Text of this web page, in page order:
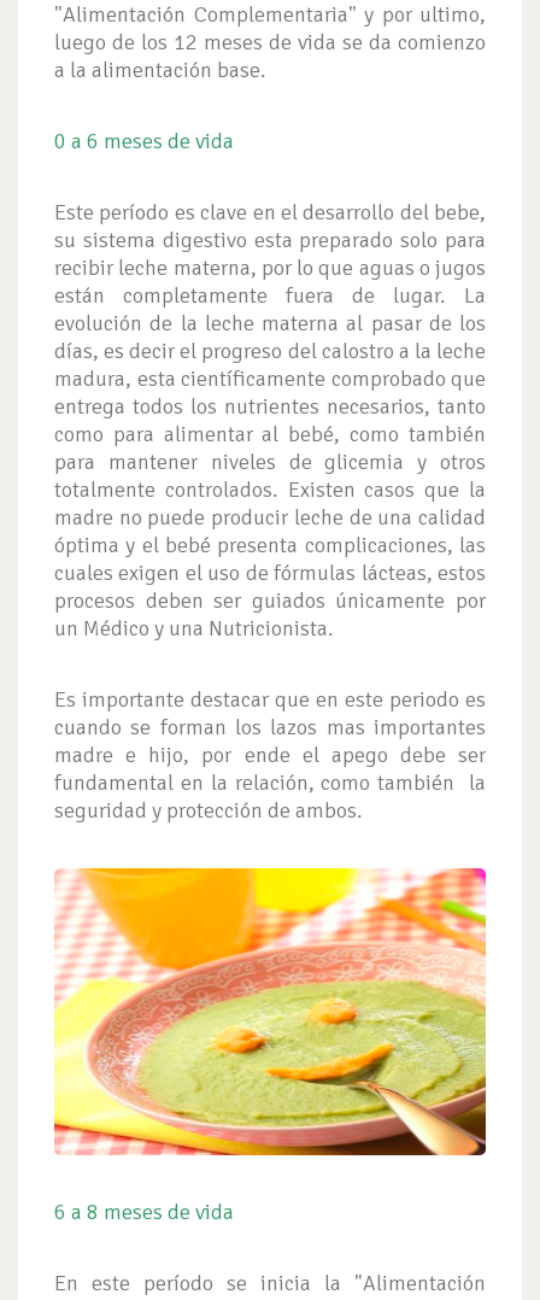
"Alimentación Complementaria" y por ultimo,
luego de los 12 meses de vida se da comienzo
a la alimentación base.
0 a 6 meses de vida
Este período es clave en el desarrollo del bebe,
su sistema digestivo esta preparado solo para
recibir leche materna, por lo que aguas o jugos
están completamente fuera de lugar. La
evolución de la leche materna al pasar de los
días, es decir el progreso del calostro a la leche
madura, esta científicamente comprobado que
entrega todos los nutrientes necesarios, tanto
como para alimentar al bebé, como también
para mantener niveles de glicemia y otros
totalmente controlados. Existen casos que la
madre no puede producir leche de una calidad
óptima y el bebé presenta complicaciones, las
cuales exigen el uso de fórmulas lácteas, estos
procesos deben ser guiados únicamente por
un Médico y una Nutricionista.
Es importante destacar que en este periodo es
cuando se forman los lazos mas importantes
madre e hijo, por ende el apego debe ser
fundamental en la relación, como también la
seguridad y protección de ambos.
6 a 8 meses de vida
En este período se inicia la "Alimentación